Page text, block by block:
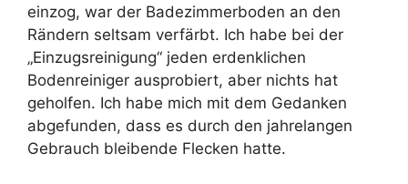
einzog, war der Badezimmerboden an den
Rändern seltsam verfärbt. Ich habe bei der
„Einzugsreinigung“ jeden erdenklichen
Bodenreiniger ausprobiert, aber nichts hat
geholfen. Ich habe mich mit dem Gedanken
abgefunden, dass es durch den jahrelangen
Gebrauch bleibende Flecken hatte.